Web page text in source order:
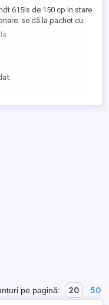
615ls de 150 cp in stare
se dă la pachet cu
si disc gd 3.4m.mai
pe pagină: 20 50